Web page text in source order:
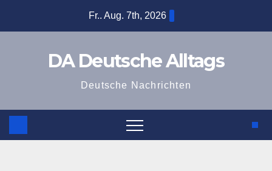
Fr.. Aug. 7th, 2026
DA Deutsche Alltags
Deutsche Nachrichten